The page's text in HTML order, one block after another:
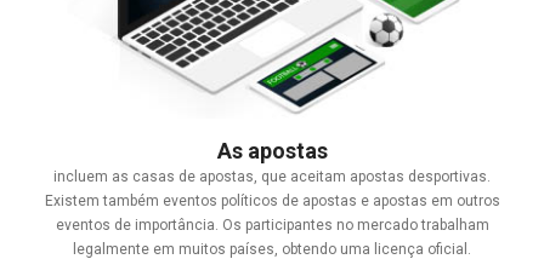
As apostas
incluem as casas de apostas, que aceitam apostas desportivas.
Existem também eventos políticos de apostas e apostas em outros
eventos de importância. Os participantes no mercado trabalham
legalmente em muitos países, obtendo uma licença oficial.